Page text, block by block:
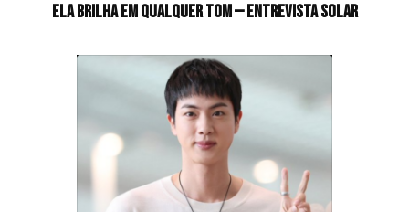
Ela brilha em qualquer tom — Entrevista Solar